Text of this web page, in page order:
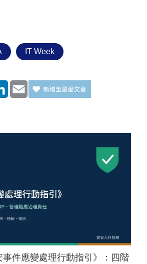
IT Week
LinkedIn
Email
件應變處理行動指引》：四階